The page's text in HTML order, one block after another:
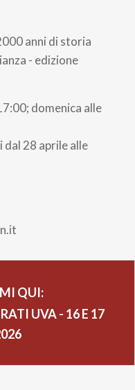
anni di storia
- edizione
domenica alle
dal 28 aprile alle
QUI:
UVA - 16 E 17